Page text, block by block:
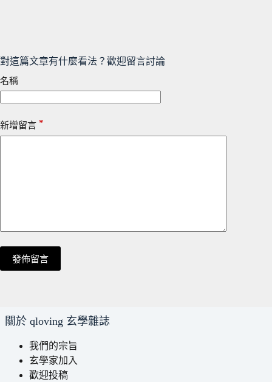
對這篇文章有什麼看法？歡迎留言討論
名稱
新增留言 *
發佈留言
關於 qloving 玄學雜誌
我們的宗旨
玄學家加入
歡迎投稿